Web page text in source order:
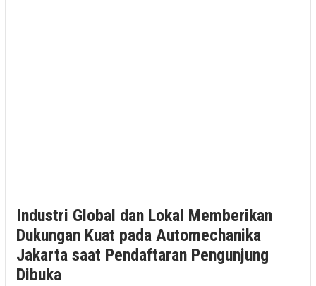
Industri Global dan Lokal Memberikan
Dukungan Kuat pada Automechanika
Jakarta saat Pendaftaran Pengunjung
Dibuka